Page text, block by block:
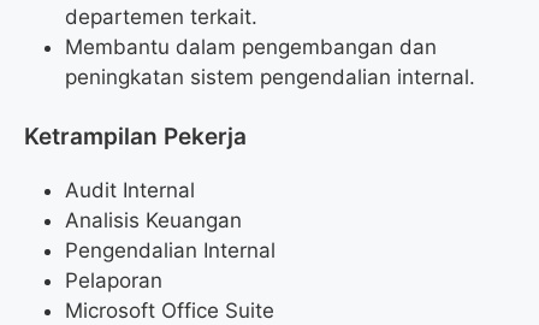
departemen terkait.
Membantu dalam pengembangan dan
peningkatan sistem pengendalian internal.
Ketrampilan Pekerja
Audit Internal
Analisis Keuangan
Pengendalian Internal
Pelaporan
Microsoft Office Suite